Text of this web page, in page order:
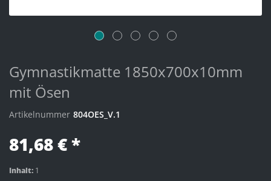
Gymnastikmatte 1850x700x10mm
mit Ösen
Artikelnummer 804OES_V.1
81,68 € *
Inhalt: 1